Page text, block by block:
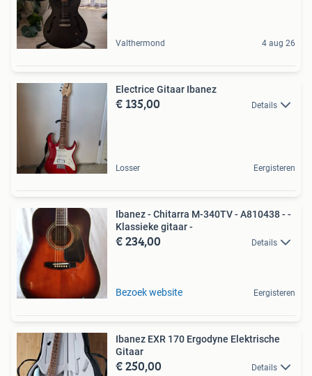
Valthermond 4 aug 26
Electrice Gitaar Ibanez
€ 135,00 Details
Losser Eergisteren
Ibanez - Chitarra M-340TV - A810438 - -
Klassieke gitaar -
€ 234,00 Details
Bezoek website Eergisteren
Ibanez EXR 170 Ergodyne Elektrische
Gitaar
€ 250,00 Details